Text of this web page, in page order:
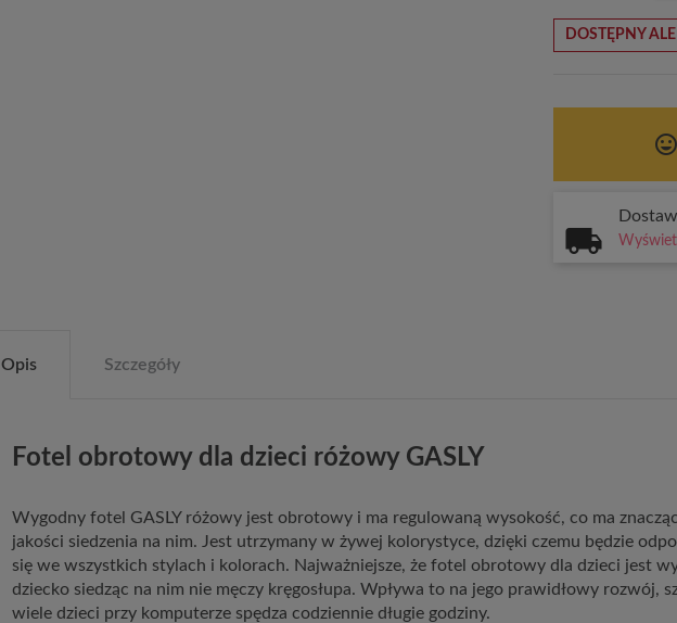
DOSTĘPNY
tag_faces
Opis Szczegóły
Fotel obrotowy dla dzieci różowy GASLY
Wygodny fotel GASLY różowy jest obrotowy i ma regulowaną wysokość, co ma
jakości siedzenia na nim. Jest utrzymany w żywej kolorystyce, dzięki czemu będzie
się we wszystkich stylach i kolorach. Najważniejsze, że fotel obrotowy dla dzieci jest
dziecko siedząc na nim nie męczy kręgosłupa. Wpływa to na jego prawidłowy rozwój,
wiele dzieci przy komputerze spędza codziennie długie godziny.